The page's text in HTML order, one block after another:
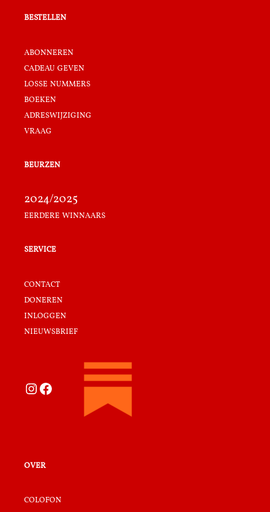
bestellen
abonneren
cadeau geven
losse nummers
boeken
adreswijziging
vraag
beurzen
2024/2025
eerdere winnaars
service
contact
doneren
inloggen
nieuwsbrief
Instagram Facebook
over
colofon